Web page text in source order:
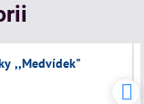
,,Medvídek"